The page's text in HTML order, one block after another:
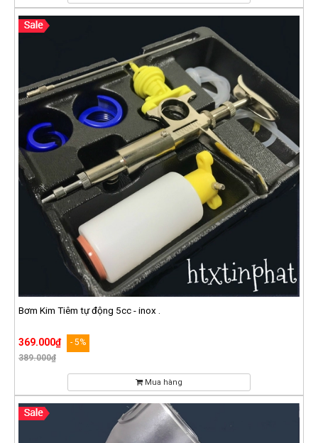
Bơm Kim Tiêm tự động 5cc - inox .
369.000₫
- 5%
389.000₫
Mua hàng